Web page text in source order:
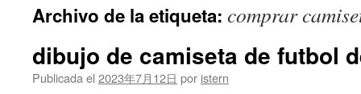
contenido
Archivo de la etiqueta: comprar
dibujo de camiseta de futbol
Publicada el 2023年7月12日 por istern